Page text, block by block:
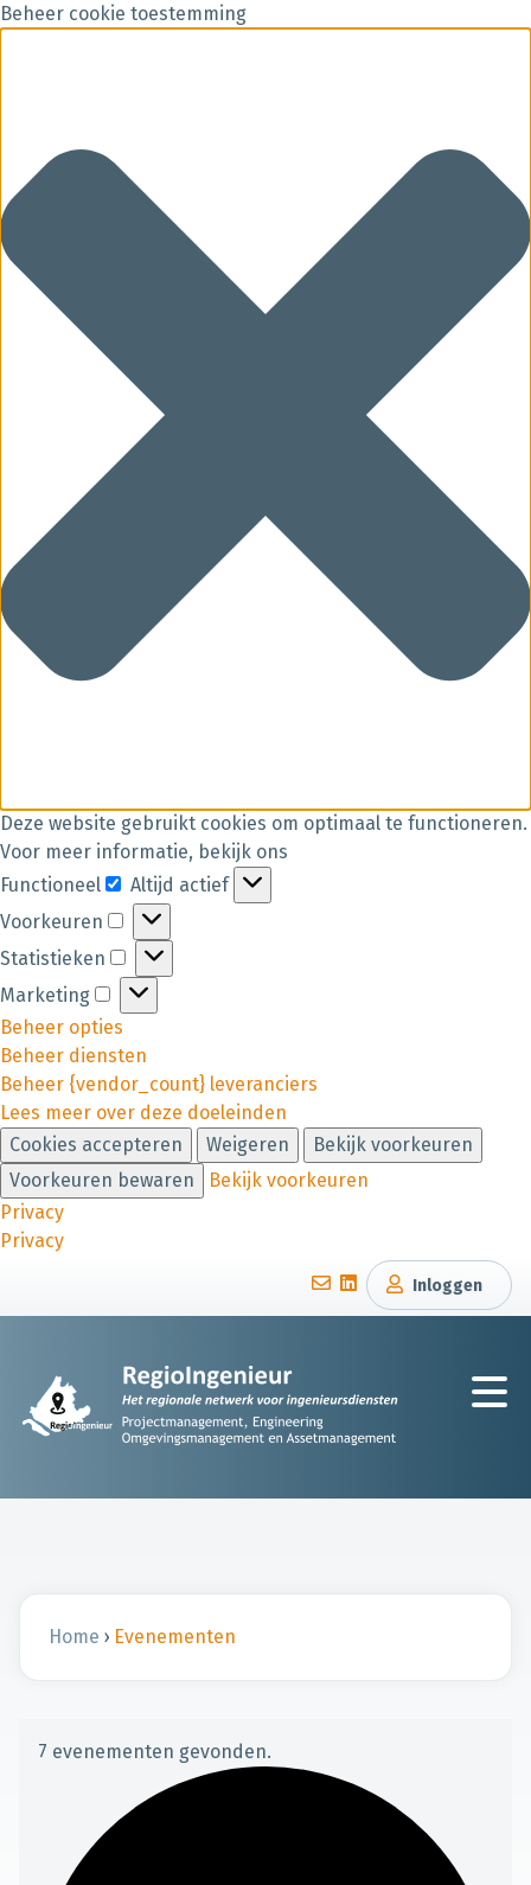
Beheer cookie toestemming
Deze website gebruikt cookies om optimaal te functioneren.
Voor meer informatie, bekijk ons
Functioneel
Altijd actief
Voorkeuren
Statistieken
Marketing
Beheer opties
Beheer diensten
Beheer {vendor_count} leveranciers
Lees meer over deze doeleinden
Cookies accepteren
Weigeren
Bekijk voorkeuren
Voorkeuren bewaren
Bekijk voorkeuren
Privacy
Privacy
Inloggen
Home › Evenementen
7 evenementen gevonden.